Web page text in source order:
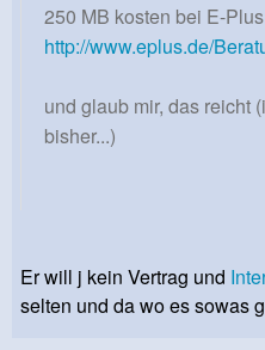
250 MB kosten bei E-
http://www.eplus.de/
und glaub mir, das reicht
bisher...)
Er will j kein Vertrag und
selten und da wo es sowas